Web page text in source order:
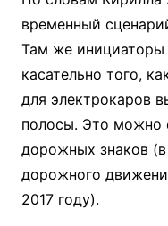
временный
Там же
касательно того,
для электрокаров
полосы. Это можно
дорожных знаков
дорожного
2017 году).